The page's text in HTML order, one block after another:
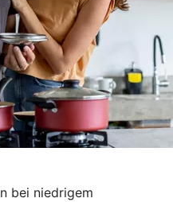
bei niedrigem